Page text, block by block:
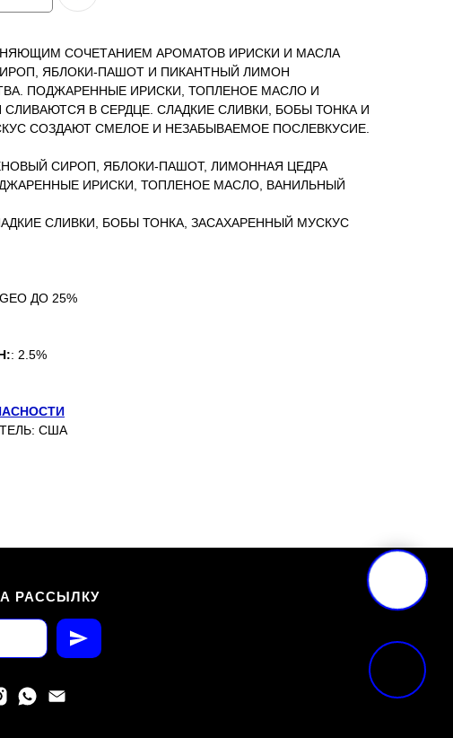
СОЧЕТАНИЕМ АРОМАТОВ ИРИСКИ И МАСЛА
ЯБЛОКИ-ПАШОТ И ПИКАНТНЫЙ ЛИМОН
ПОДЖАРЕННЫЕ ИРИСКИ, ТОПЛЕНОЕ МАСЛО И
В СЕРДЦЕ. СЛАДКИЕ СЛИВКИ, БОБЫ ТОНКА И
СОЗДАЮТ СМЕЛОЕ И НЕЗАБЫВАЕМОЕ ПОСЛЕВКУСИЕ.
СИРОП, ЯБЛОКИ-ПАШОТ, ЛИМОННАЯ ЦЕДРА
ИРИСКИ, ТОПЛЕНОЕ МАСЛО, ВАНИЛЬНЫЙ
СЛИВКИ, БОБЫ ТОНКА, ЗАСАХАРЕННЫЙ МУСКУС
ДО 25%
: 2.5%
США
РАССЫЛКУ